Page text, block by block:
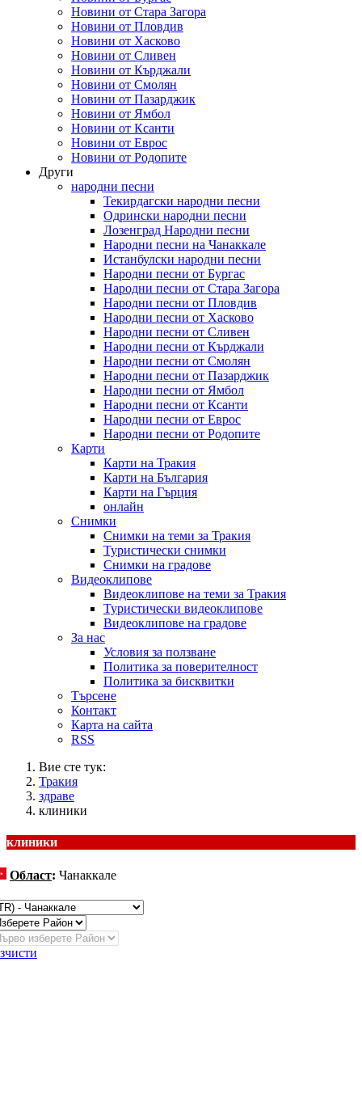
Новини от Стара Загора
Новини от Пловдив
Новини от Хасково
Новини от Сливен
Новини от Кърджали
Новини от Смолян
Новини от Пазарджик
Новини от Ямбол
Новини от Ксанти
Новини от Еврос
Новини от Родопите
Други
народни песни
Текирдагски народни песни
Одрински народни песни
Лозенград Народни песни
Народни песни на Чанаккале
Истанбулски народни песни
Народни песни от Бургас
Народни песни от Стара Загора
Народни песни от Пловдив
Народни песни от Хасково
Народни песни от Сливен
Народни песни от Кърджали
Народни песни от Смолян
Народни песни от Пазарджик
Народни песни от Ямбол
Народни песни от Ксанти
Народни песни от Еврос
Народни песни от Родопите
Карти
Карти на Тракия
Карти на България
Карти на Гърция
онлайн
Снимки
Снимки на теми за Тракия
Туристически снимки
Снимки на градове
Видеоклипове
Видеоклипове на теми за Тракия
Туристически видеоклипове
Видеоклипове на градове
За нас
Условия за ползване
Политика за поверителност
Политика за бисквитки
Търсене
Контакт
Карта на сайта
RSS
Вие сте тук:
Тракия
здраве
клиники
клиники
Област: Чанаккале